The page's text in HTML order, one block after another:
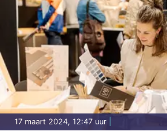
17 maart 2024, 12:47 uur